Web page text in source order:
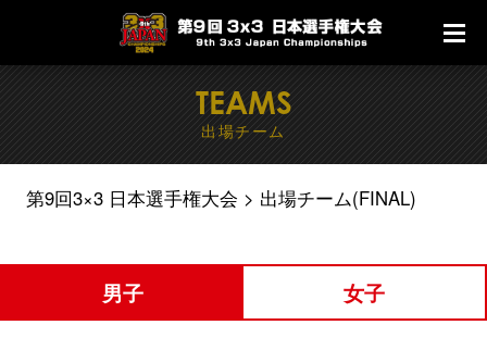
TEAMS
出場チーム
第9回3×3 日本選手権大会 出場チーム(FINAL)
男子 女子